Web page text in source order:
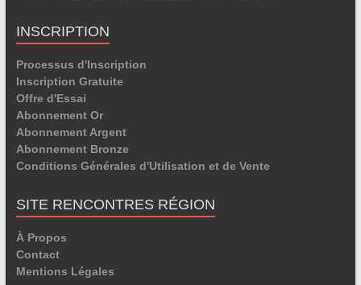
INSCRIPTION
Processus d'Inscription
Inscription Gratuite
Offre d'Essai
Abonnement Or
Abonnement Argent
Abonnement Bronze
Conditions Générales d'Utilisation et de Vente
SITE RENCONTRES RÉGION
À Propos
Contact
Mentions Légales